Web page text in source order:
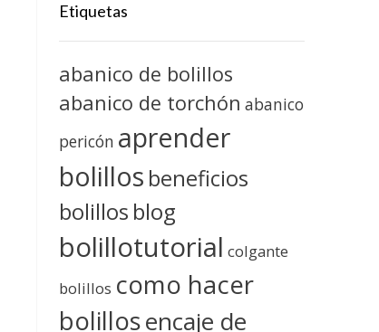
Etiquetas
abanico de bolillos
abanico de torchón abanico
pericón aprender
bolillos beneficios
bolillos blog
bolillotutorial colgante
bolillos como hacer
bolillosencaje de